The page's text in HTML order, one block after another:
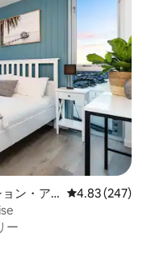
ン・ア
レビュー247
4.83 (247)
ー